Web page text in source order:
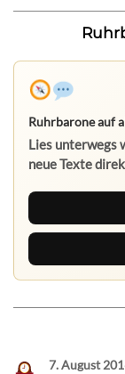
7. August